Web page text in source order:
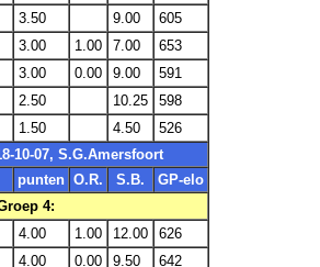
3.50 9.00
605
3.00 1.00 7.00
653
3.00 0.00 9.00
591
2.50 10.25
598
1.50 4.50
526
10-07, S.G.Amersfoort
punten O.R. S.B.
GP-elo
4:
4.00 1.00 12.00
626
4.00 0.00 9.50
642